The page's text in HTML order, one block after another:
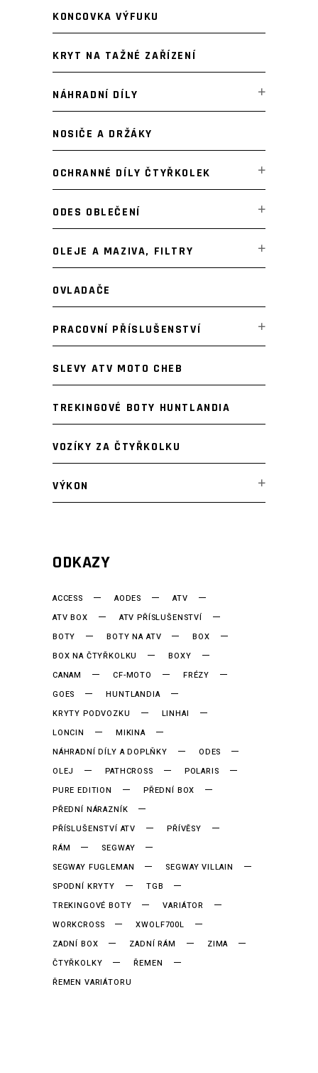
KONCOVKA VÝFUKU
KRYT NA TAŽNÉ ZAŘÍZENÍ
NÁHRADNÍ DÍLY
NOSIČE A DRŽÁKY
OCHRANNÉ DÍLY ČTYŘKOLEK
ODES OBLEČENÍ
OLEJE A MAZIVA, FILTRY
OVLADAČE
PRACOVNÍ PŘÍSLUŠENSTVÍ
SLEVY ATV MOTO CHEB
TREKINGOVÉ BOTY HUNTLANDIA
VOZÍKY ZA ČTYŘKOLKU
VÝKON
ODKAZY
ACCESS AODES
ATV
ATV BOX
ATV PŘÍSLUŠENSTVÍ
BOTY
BOTY NA ATV
BOX
BOX NA ČTYŘKOLKU
BOXY
CANAM
CF-MOTO
FRÉZY
GOES
HUNTLANDIA
KRYTY PODVOZKU
LINHAI
LONCIN
MIKINA
NÁHRADNÍ DÍLY A DOPLŇKY
ODES
OLEJ
PATHCROSS
POLARIS
PURE EDITION
PŘEDNÍ BOX
PŘEDNÍ NÁRAZNÍK
PŘÍSLUŠENSTVÍ ATV
PŘÍVĚSY
RÁM
SEGWAY
SEGWAY FUGLEMAN
SEGWAY VILLAIN
SPODNÍ KRYTY
TGB
TREKINGOVÉ BOTY
VARIÁTOR
WORKCROSS
XWOLF700L
ZADNÍ BOX
ZADNÍ RÁM
ZIMA
ČTYŘKOLKY
ŘEMEN
ŘEMEN VARIÁTORU